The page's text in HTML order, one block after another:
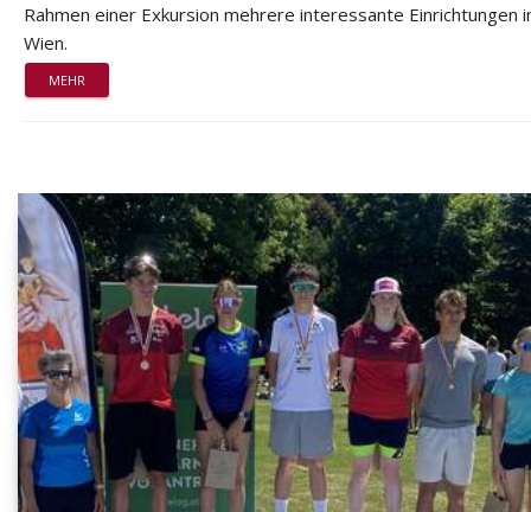
Rahmen einer Exkursion mehrere interessante Einrichtungen
Wien.
MEHR